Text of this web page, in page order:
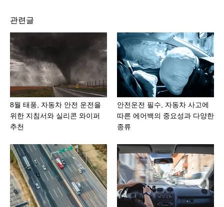
관련글
8월 태풍, 자동차 안전 운전을
위한 지침서와 실리콘 와이퍼
추천
안전운전 필수, 자동차 사고에
따른 에어백의 중요성과 다양한
종류